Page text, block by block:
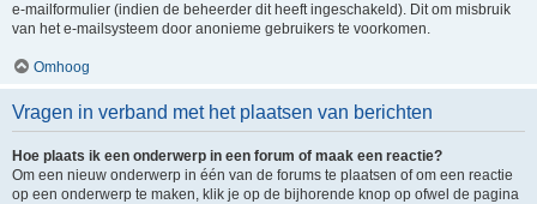
e-mailformulier (indien de beheerder dit heeft ingeschakeld). Dit om misbruik
van het e-mailsysteem door anonieme gebruikers te voorkomen.
Omhoog
Vragen in verband met het plaatsen van berichten
Hoe plaats ik een onderwerp in een forum of maak een reactie?
Om een nieuw onderwerp in één van de forums te plaatsen of om een reactie
op een onderwerp te maken, klik je op de bijhorende knop op ofwel de pagina